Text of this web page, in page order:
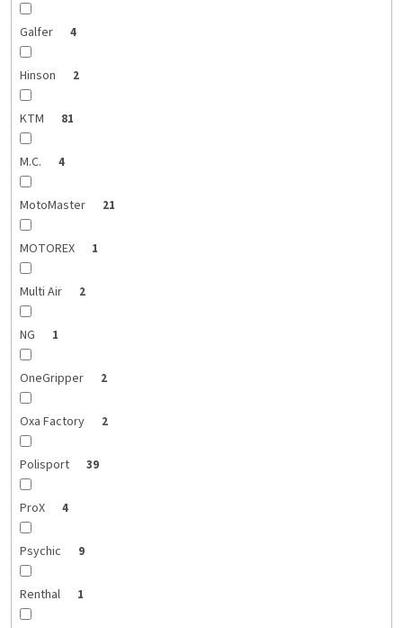
Galfer 4
Hinson 2
KTM 81
M.C. 4
MotoMaster 21
MOTOREX 1
Multi Air 2
NG 1
OneGripper 2
Oxa Factory 2
Polisport 39
ProX 4
Psychic 9
Renthal 1